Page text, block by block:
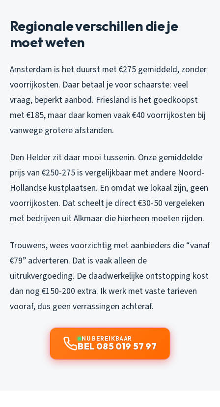
Regionale verschillen die je
moet weten
Amsterdam is het duurst met €275 gemiddeld, zonder
voorrijkosten. Daar betaal je voor schaarste: veel
vraag, beperkt aanbod. Friesland is het goedkoopst
met €185, maar daar komen vaak €40 voorrijkosten bij
vanwege grotere afstanden.
Den Helder zit daar mooi tussenin. Onze gemiddelde
prijs van €250-275 is vergelijkbaar met andere Noord-
Hollandse kustplaatsen. En omdat we lokaal zijn, geen
voorrijkosten. Dat scheelt je direct €30-50 vergeleken
met bedrijven uit Alkmaar die hierheen moeten rijden.
Trouwens, wees voorzichtig met aanbieders die “vanaf
€79” adverteren. Dat is vaak alleen de
uitrukvergoeding. De daadwerkelijke ontstopping kost
dan nog €150-200 extra. Ik werk met vaste tarieven
vooraf, dus geen verrassingen achteraf.
NU BEREIKBAAR
BEL 085 019 57 97